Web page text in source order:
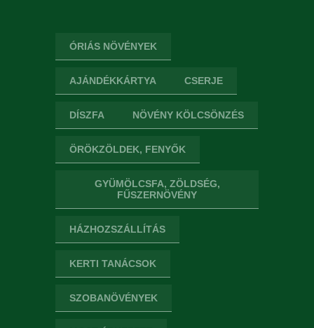
ÓRIÁS NÖVÉNYEK
AJÁNDÉKKÁRTYA CSERJE
DÍSZFA NÖVÉNY KÖLCSÖNZÉS
ÖRÖKZÖLDEK, FENYŐK
GYÜMÖLCSFA, ZÖLDSÉG,
FŰSZERNÖVÉNY
HÁZHOZSZÁLLÍTÁS
KERTI TANÁCSOK
SZOBANÖVÉNYEK